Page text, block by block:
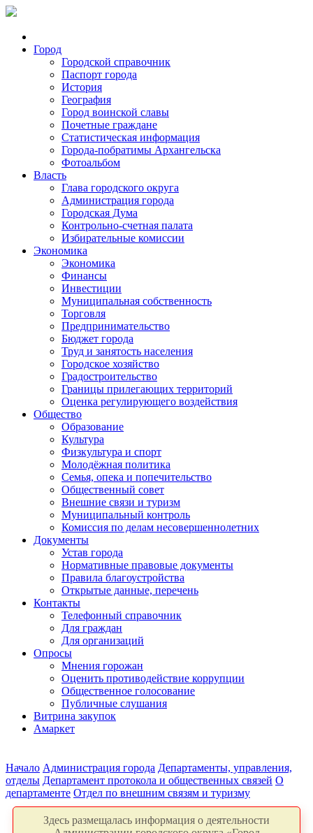
Город
Городской справочник
Паспорт города
История
География
Город воинской славы
Почетные граждане
Статистическая информация
Города-побратимы Архангельска
Фотоальбом
Власть
Глава городского округа
Администрация города
Городская Дума
Контрольно-счетная палата
Избирательные комиссии
Экономика
Экономика
Финансы
Инвестиции
Муниципальная собственность
Торговля
Предпринимательство
Бюджет города
Труд и занятость населения
Городское хозяйство
Градостроительство
Границы прилегающих территорий
Оценка регулирующего воздействия
Общество
Образование
Культура
Физкультура и спорт
Молодёжная политика
Семья, опека и попечительство
Общественный совет
Внешние связи и туризм
Муниципальный контроль
Комиссия по делам несовершеннолетних
Документы
Устав города
Нормативные правовые документы
Правила благоустройства
Открытые данные, перечень
Контакты
Телефонный справочник
Для граждан
Для организаций
Опросы
Мнения горожан
Оценить противодействие коррупции
Общественное голосование
Публичные слушания
Витрина закупок
Амаркет
Начало Администрация города Департаменты, управления,
отделы Департамент протокола и общественных связей О
департаменте Отдел по внешним связям и туризму
Здесь размещалась информация о деятельности